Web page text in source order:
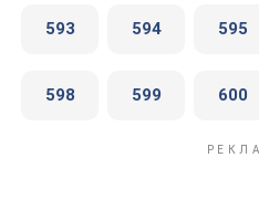
593 594 595
598 599 600